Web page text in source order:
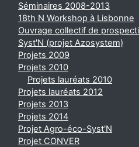
Séminaires 2008-2013
18th N Workshop à Lisbonne
Ouvrage collectif de
Syst'N (projet Azosystem)
Projets 2009
Projets 2010
Projets lauréats 2010
Projets lauréats 2012
Projets 2013
Projets 2014
Projet Agro-éco-Syst'N
Projet CONVER